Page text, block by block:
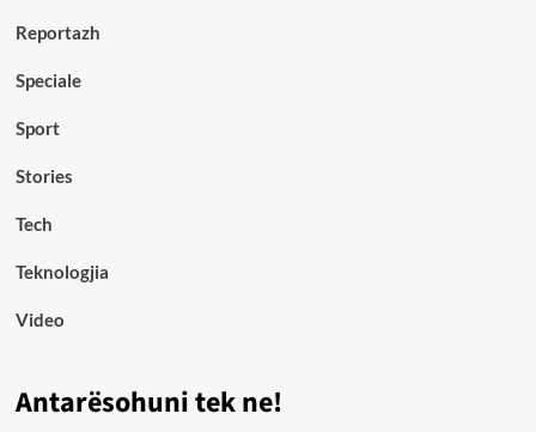
Reportazh
Speciale
Sport
Stories
Tech
Teknologjia
Video
Antarësohuni tek ne!